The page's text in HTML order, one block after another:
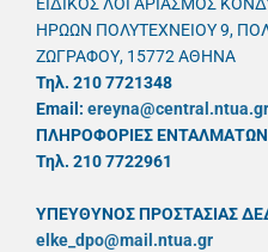
ΗΡΩΩΝ ΠΟΛΥΤΕΧΝΕΙΟΥ 9,
ΖΩΓΡΑΦΟΥ, 15772 ΑΘΗΝΑ
Τηλ. 210 7721348
Email: ereyna@central.ntua.gr
ΠΛΗΡΟΦΟΡΙΕΣ ΕΝΤΑΛΜΑΤΩΝ
Τηλ. 210 7722961
ΥΠΕΥΘYΝΟΣ ΠΡΟΣΤΑΣΙΑΣ
elke_dpo@mail.ntua.gr